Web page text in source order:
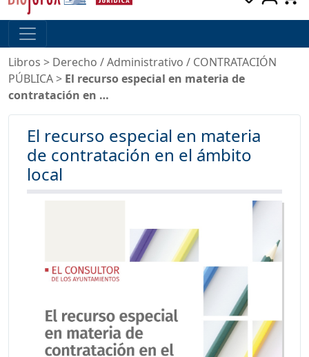
Libros > Derecho /Administrativo / CONTRATACIÓN
PÚBLICA> El recurso especial en materia de
contratación en …
El recurso especial en materia
de contratación en el ámbito
local